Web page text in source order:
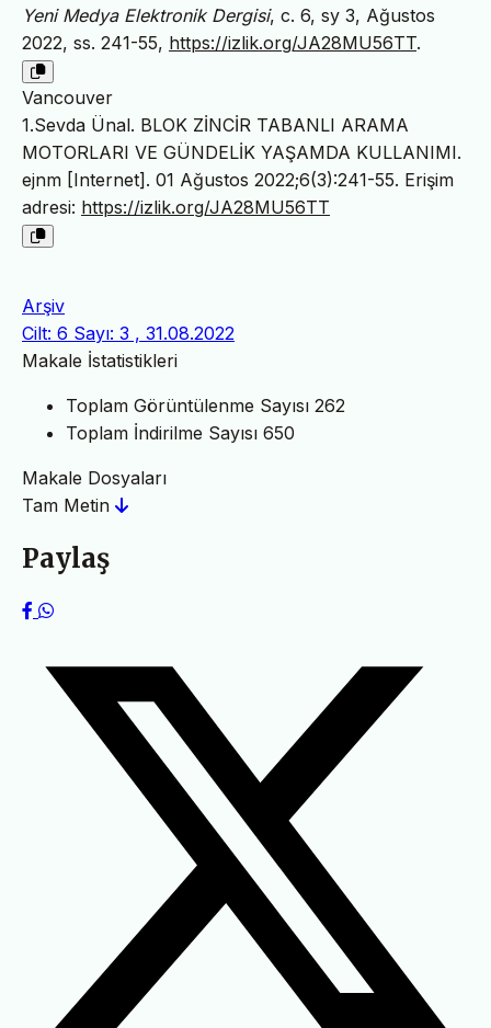
Yeni Medya Elektronik Dergisi, c. 6, sy 3, Ağustos
2022, ss. 241-55, https://izlik.org/JA28MU56TT.
Vancouver
1.Sevda Ünal. BLOK ZİNCİR TABANLI ARAMA
MOTORLARI VE GÜNDELİK YAŞAMDA KULLANIMI.
ejnm [Internet]. 01 Ağustos 2022;6(3):241-55. Erişim
adresi: https://izlik.org/JA28MU56TT
Arşiv
Cilt: 6 Sayı: 3 , 31.08.2022
Makale İstatistikleri
Toplam Görüntülenme Sayısı 262
Toplam İndirilme Sayısı 650
Makale Dosyaları
Tam Metin
Paylaş